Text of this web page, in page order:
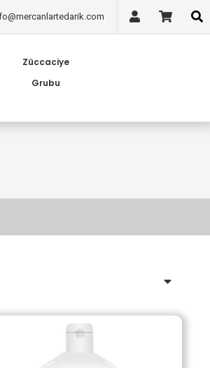
Züccaciye
Grubu